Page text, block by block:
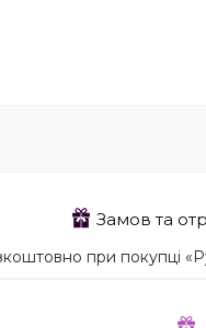
Замов та
при покупці